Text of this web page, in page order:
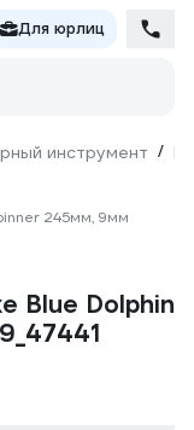
Для юрлиц
инструмент /
245мм, 9мм
Blue Dolphin